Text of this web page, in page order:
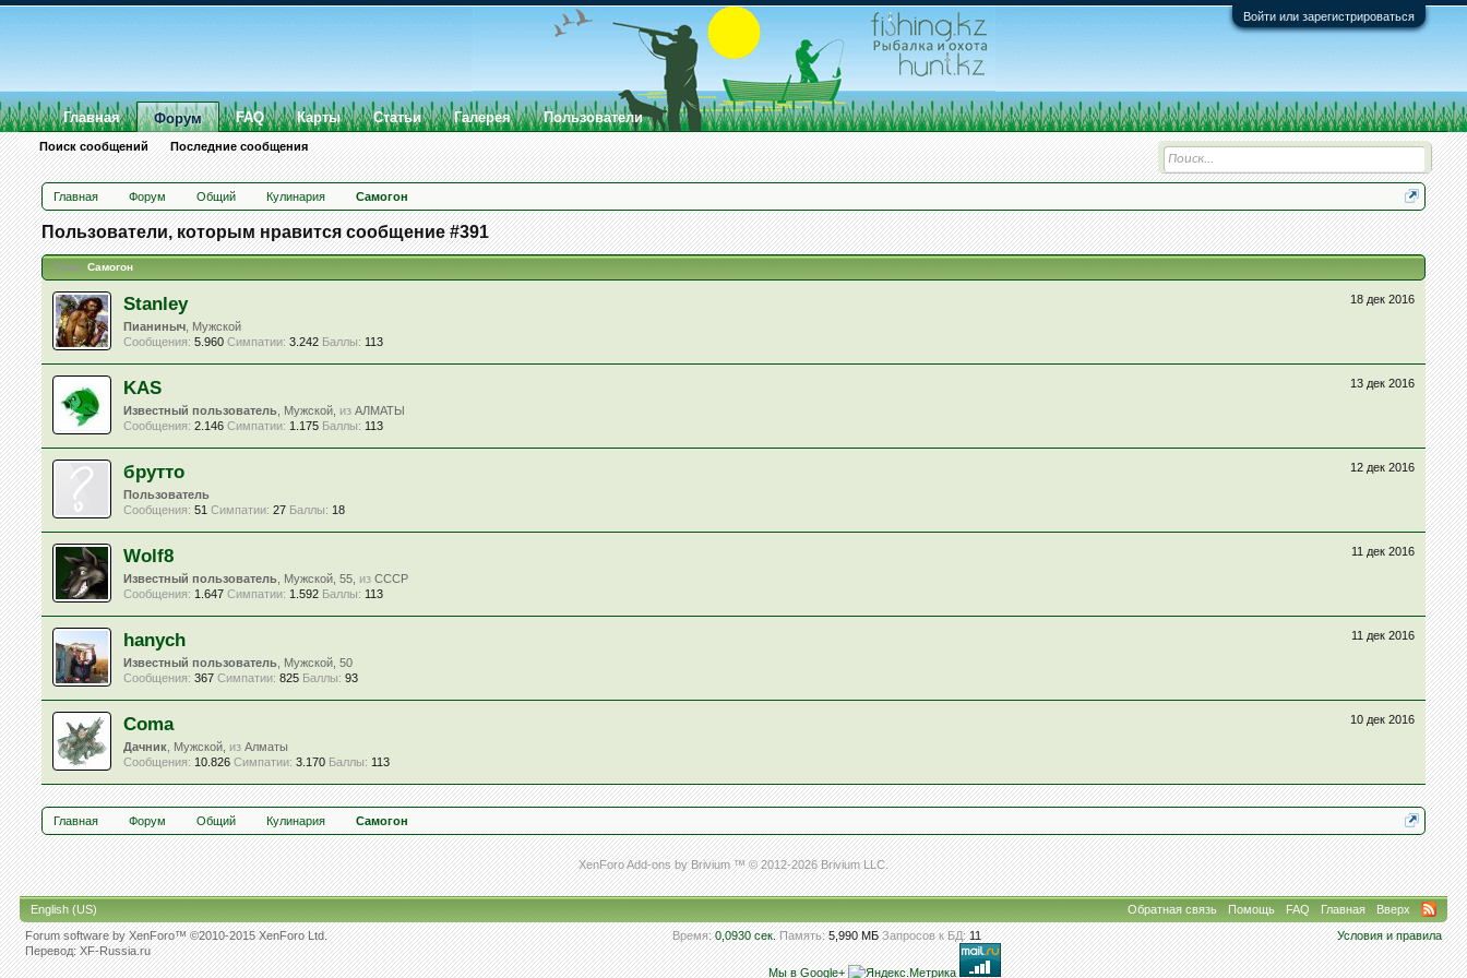
Войти или зарегистрироваться
Главная Форум Общий Кулинария Самогон
Пользователи, которым нравится сообщение #391
Тема: Самогон
18 дек 2016
Stanley
Пианиныч , Мужской
Сообщения: 5.960 Симпатии: 3.242 Баллы: 113
13 дек 2016
KAS
Известный пользователь , Мужской, из АЛМАТЫ
Сообщения: 2.146 Симпатии: 1.175 Баллы: 113
12 дек 2016
брутто
Пользователь
Сообщения: 51 Симпатии: 27 Баллы: 18
11 дек 2016
Wolf8
Известный пользователь , Мужской, 55, из СССР
Сообщения: 1.647 Симпатии: 1.592 Баллы: 113
11 дек 2016
hanych
Известный пользователь , Мужской, 50
Сообщения: 367 Симпатии: 825 Баллы: 93
10 дек 2016
Coma
Дачник , Мужской, из Алматы
Сообщения: 10.826 Симпатии: 3.170 Баллы: 113
Главная Форум Общий Кулинария Самогон
XenForo Add-ons by Brivium ™ © 2012-2026 Brivium LLC.
Главная Форум
Поиск сообщений Последние сообщения
FAQ Карты Статьи Галерея Пользователи
English (US) Обратная связь Помощь FAQ Главная
Вверх
Условия и правила
Forum software by XenForo™©2010-2015 XenForo Ltd.
Перевод:XF-Russia.ru
Время: 0,0930 сек. Память: 5,990 МБ Запросов к БД: 11
Мы в Google+